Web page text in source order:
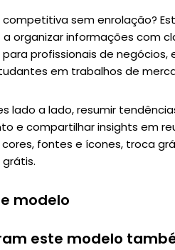
sem enrolação?
organizar informações com
profissionais de negócios,
em trabalhos de
lado a lado, resumir
e compartilhar insights em
fontes e ícones, troca
modelo
este modelo